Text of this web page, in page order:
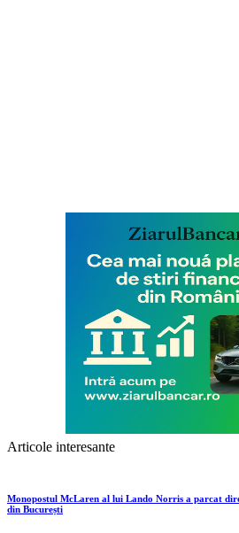
Articole interesante
Monopostul McLaren al lui Lando Norris a parcat
din București